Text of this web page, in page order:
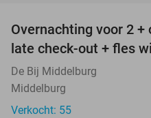
Overnachting voor 2
late check-out + fles
De Bij Middelburg
Middelburg
Verkocht: 55